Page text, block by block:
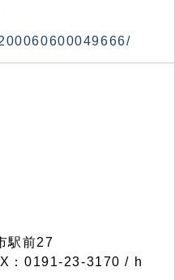
駅前27
：0191-23-3170 / h